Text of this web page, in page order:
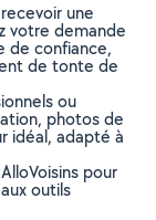
une
votre demande
de confiance,
de tonte de
ou
photos de
idéal, adapté à
pour
outils